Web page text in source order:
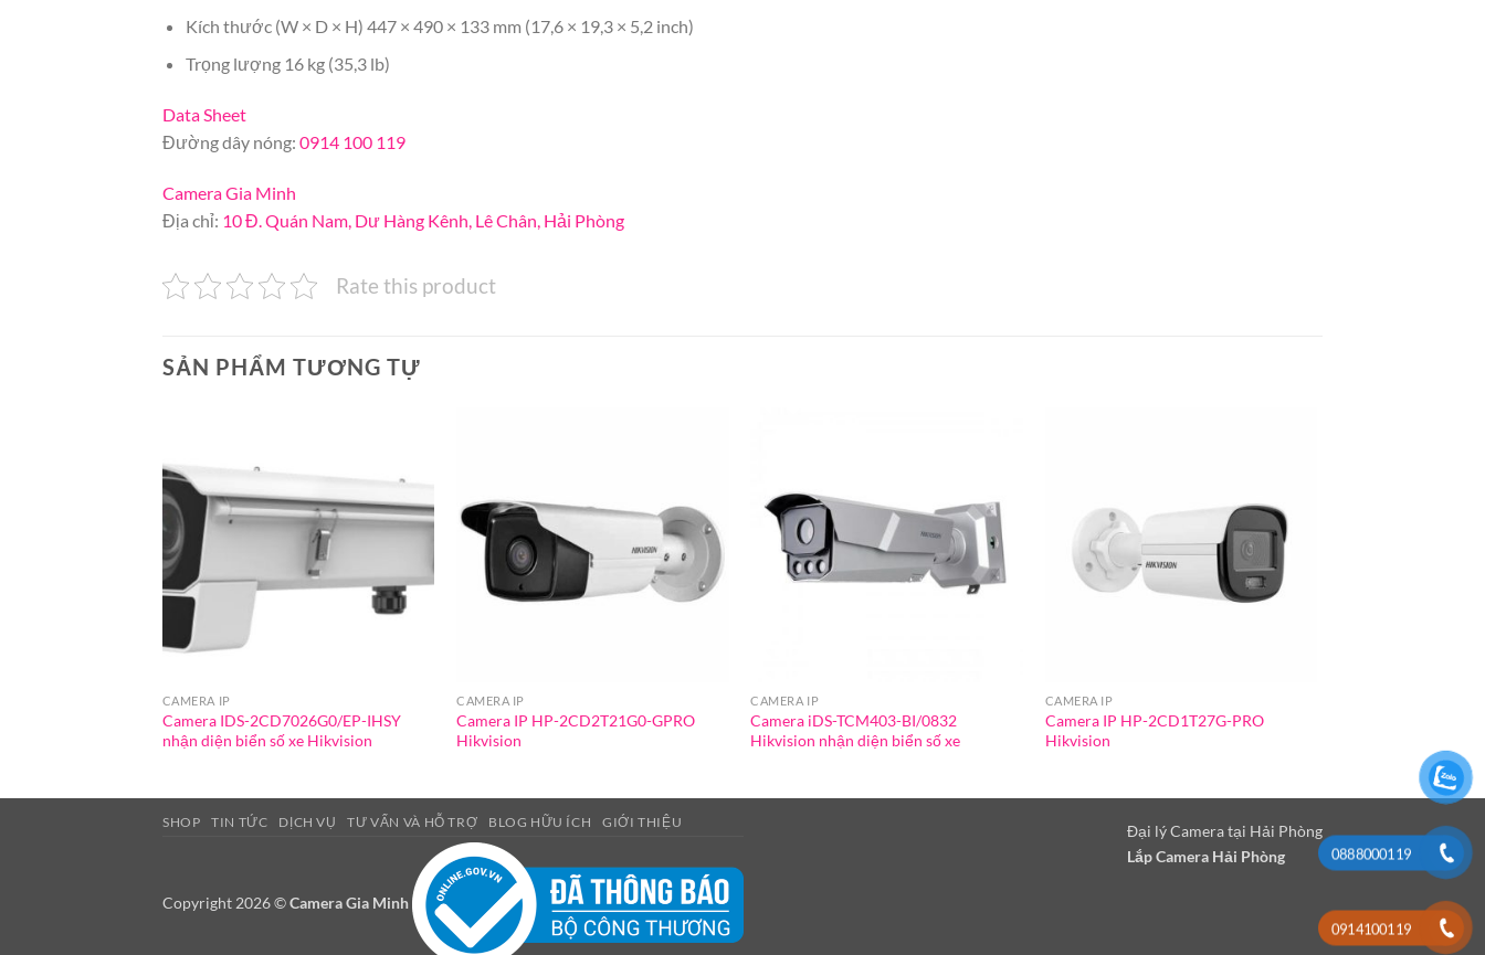
Kích thước (W × D × H) 447 × 490 × 133 mm (17,6 × 19,3 × 5,2 inch)
Trọng lượng 16 kg (35,3 lb)
Data Sheet
Đường dây nóng: 0914 100 119
Camera Gia Minh
Địa chỉ: 10 Đ. Quán Nam, Dư Hàng Kênh, Lê Chân, Hải Phòng
Rate this product
SẢN PHẨM TƯƠNG TỰ
CAMERA IP
Camera IDS-2CD7026G0/EP-IHSY
nhận diện biển số xe Hikvision
CAMERA IP
Camera IP HP-2CD2T21G0-GPRO
Hikvision
CAMERA IP
Camera iDS-TCM403-BI/0832
Hikvision nhận diện biển số xe
CAMERA IP
Camera IP HP-2CD1T27G-PRO
Hikvision
Đại lý Camera tại Hải Phòng
Lắp Camera Hải Phòng
SHOP TIN TỨC DỊCH VỤ TƯ VẤN VÀ HỖ TRỢ BLOG HỮU ÍCH GIỚI THIỆU
Copyright 2026 ©Camera Gia Minh
0888000119
0914100119